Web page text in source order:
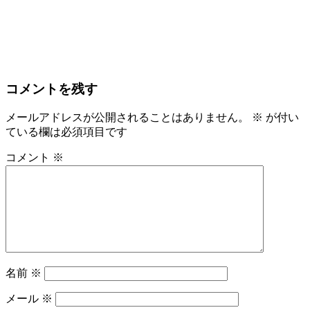
コメントを残す
メールアドレスが公開されることはありません。 ※ が付い
ている欄は必須項目です
コメント ※
名前 ※
メール ※